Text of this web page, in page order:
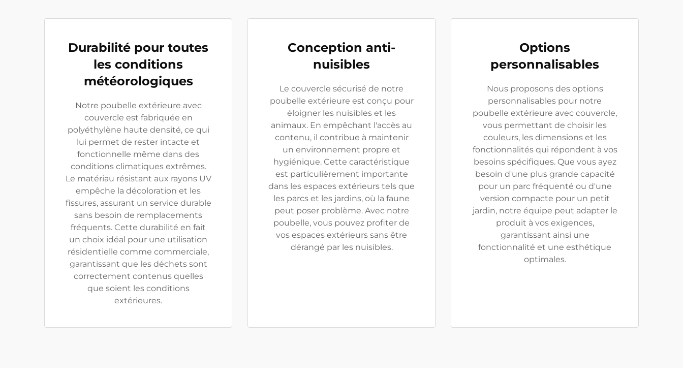
Durabilité pour toutes
les conditions
météorologiques
Notre poubelle extérieure avec
couvercle est fabriquée en
polyéthylène haute densité, ce qui
lui permet de rester intacte et
fonctionnelle même dans des
conditions climatiques extrêmes.
Le matériau résistant aux rayons UV
empêche la décoloration et les
fissures, assurant un service durable
sans besoin de remplacements
fréquents. Cette durabilité en fait
un choix idéal pour une utilisation
résidentielle comme commerciale,
garantissant que les déchets sont
correctement contenus quelles
que soient les conditions
extérieures.
Conception anti-
nuisibles
Le couvercle sécurisé de notre
poubelle extérieure est conçu pour
éloigner les nuisibles et les
animaux. En empêchant l'accès au
contenu, il contribue à maintenir
un environnement propre et
hygiénique. Cette caractéristique
est particulièrement importante
dans les espaces extérieurs tels que
les parcs et les jardins, où la faune
peut poser problème. Avec notre
poubelle, vous pouvez profiter de
vos espaces extérieurs sans être
dérangé par les nuisibles.
Options
personnalisables
Nous proposons des options
personnalisables pour notre
poubelle extérieure avec couvercle,
vous permettant de choisir les
couleurs, les dimensions et les
fonctionnalités qui répondent à vos
besoins spécifiques. Que vous ayez
besoin d'une plus grande capacité
pour un parc fréquenté ou d'une
version compacte pour un petit
jardin, notre équipe peut adapter le
produit à vos exigences,
garantissant ainsi une
fonctionnalité et une esthétique
optimales.